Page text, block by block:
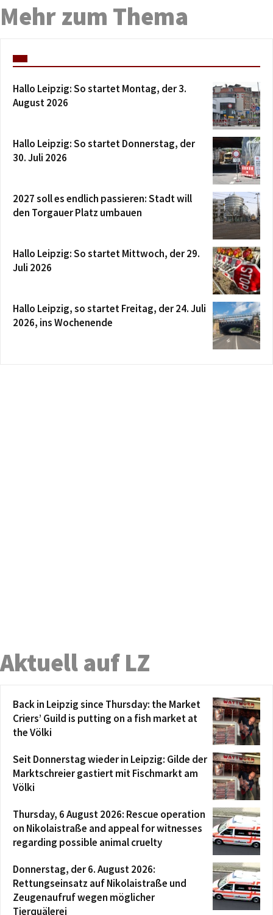
Mehr zum Thema
Hallo Leipzig: So startet Montag, der 3.
August 2026
Hallo Leipzig: So startet Donnerstag, der
30. Juli 2026
2027 soll es endlich passieren: Stadt will
den Torgauer Platz umbauen
Hallo Leipzig: So startet Mittwoch, der 29.
Juli 2026
Hallo Leipzig, so startet Freitag, der 24. Juli
2026, ins Wochenende
Aktuell auf LZ
Back in Leipzig since Thursday: the Market
Criers’ Guild is putting on a fish market at
the Völki
Seit Donnerstag wieder in Leipzig: Gilde der
Marktschreier gastiert mit Fischmarkt am
Völki
Thursday, 6 August 2026: Rescue operation
on Nikolaistraße and appeal for witnesses
regarding possible animal cruelty
Donnerstag, der 6. August 2026:
Rettungseinsatz auf Nikolaistraße und
Zeugenaufruf wegen möglicher
Tierquälerei